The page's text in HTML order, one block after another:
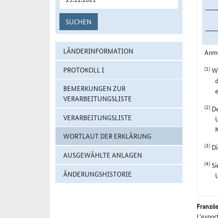
SUCHEN
LÄNDERINFORMATION
PROTOKOLL I
BEMERKUNGEN ZUR
VERARBEITUNGSLISTE
VERARBEITUNGSLISTE
WORTLAUT DER ERKLÄRUNG
AUSGEWÄHLTE ANLAGEN
ÄNDERUNGSHISTORIE
(1)
(2)
(3)
(4)